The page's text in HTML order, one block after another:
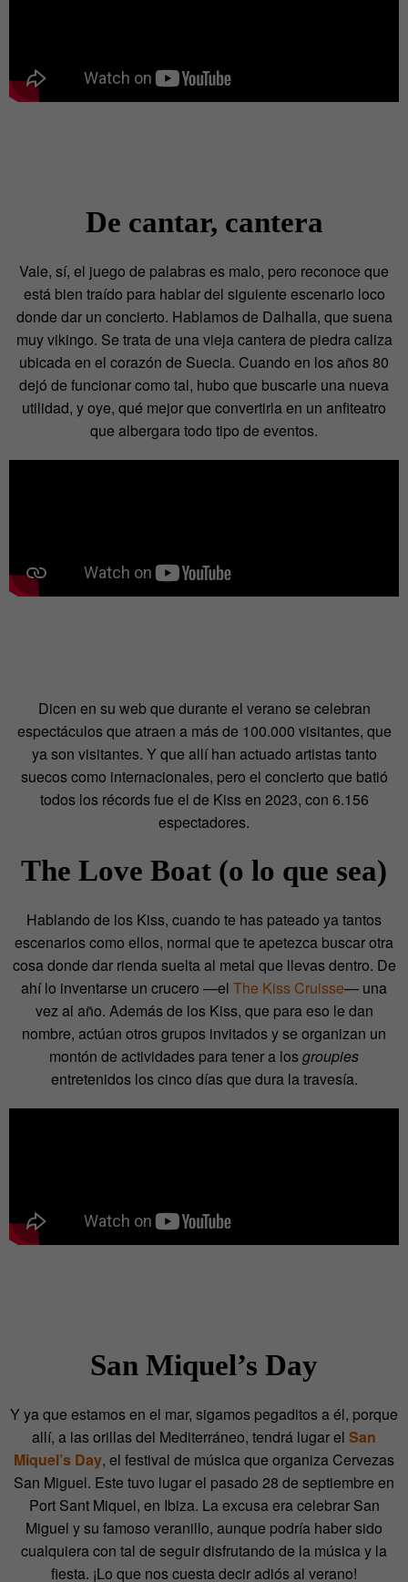
De cantar, cantera
Vale, sí, el juego de palabras es malo, pero reconoce que
está bien traído para hablar del siguiente escenario loco
donde dar un concierto. Hablamos de Dalhalla, que suena
muy vikingo. Se trata de una vieja cantera de piedra caliza
ubicada en el corazón de Suecia. Cuando en los años 80
dejó de funcionar como tal, hubo que buscarle una nueva
utilidad, y oye, qué mejor que convertirla en un anfiteatro
que albergara todo tipo de eventos.
Dicen en su web que durante el verano se celebran
espectáculos que atraen a más de 100.000 visitantes, que
ya son visitantes. Y que allí han actuado artistas tanto
suecos como internacionales, pero el concierto que batió
todos los récords fue el de Kiss en 2023, con 6.156
espectadores.
The Love Boat (o lo que sea)
Hablando de los Kiss, cuando te has pateado ya tantos
escenarios como ellos, normal que te apetezca buscar otra
cosa donde dar rienda suelta al metal que llevas dentro. De
ahí lo inventarse un crucero —el The Kiss Cruisse— una
vez al año. Además de los Kiss, que para eso le dan
nombre, actúan otros grupos invitados y se organizan un
montón de actividades para tener a losgroupies
entretenidos los cinco días que dura la travesía.
San Miquel’s Day
Y ya que estamos en el mar, sigamos pegaditos a él, porque
allí, a las orillas del Mediterráneo, tendrá lugar el San
Miquel’s Day, el festival de música que organiza Cervezas
San Miguel. Este tuvo lugar el pasado 28 de septiembre en
Port Sant Miquel, en Ibiza. La excusa era celebrar San
Miguel y su famoso veranillo, aunque podría haber sido
cualquiera con tal de seguir disfrutando de la música y la
fiesta. ¡Lo que nos cuesta decir adiós al verano!